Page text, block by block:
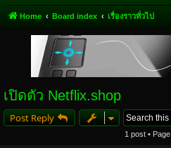
Home Board index เรื่องราวทั่วไป
เปิดตัว Netflix.shop
Post Reply
1 post • Page